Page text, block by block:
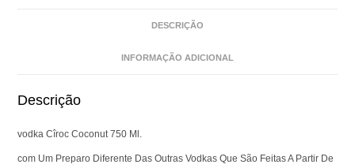
DESCRIÇÃO
INFORMAÇÃO ADICIONAL
Descrição
vodka Cîroc Coconut 750 Ml.
com Um Preparo Diferente Das Outras Vodkas Que São Feitas A Partir De